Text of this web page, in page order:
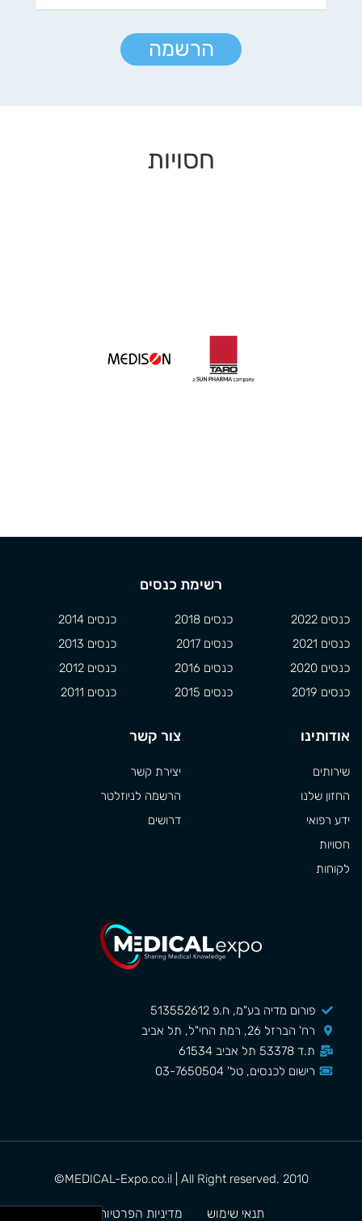
הרשמה
חסויות
פורום מדיה בע"מ, ח.פ 513552612
רח' הברזל 26, רמת החי"ל, תל אביב
ת.ד 53378 תל אביב 61534
רישום לכנסים, טל' 03-7650504
רשימת כנסים
כנסים 2022
כנסים 2021
כנסים 2020
כנסים 2019
כנסים 2018
כנסים 2017
כנסים 2016
כנסים 2015
כנסים 2014
כנסים 2013
כנסים 2012
כנסים 2011
אודותינו
שירותים
החזון שלנו
ידע רפואי
חסויות
לקוחות
צור קשר
יצירת קשר
הרשמה לניוזלטר
דרושים
MEDICAL-Expo.co.il | All Right reserved. 2010©
תנאי שימוש מדיניות הפרטיות